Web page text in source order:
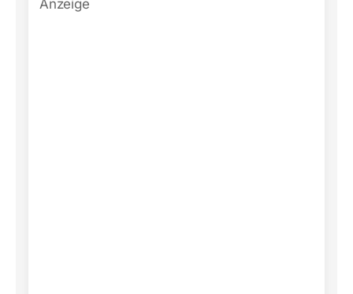
Anzeige